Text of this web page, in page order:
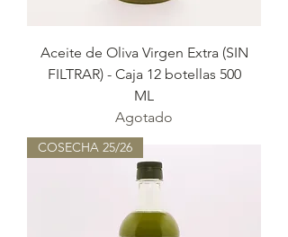
Aceite de Oliva Virgen Extra (SIN
FILTRAR) - Caja 12 botellas 500
ML
Agotado
COSECHA 25/26